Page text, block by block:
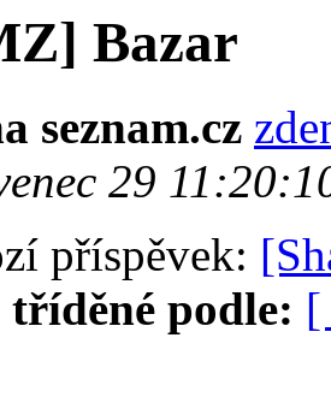
Bazar
seznam.cz
29
příspěvek:
podle: [